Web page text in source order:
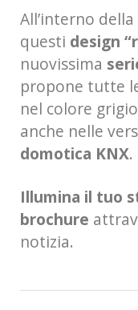
All’interno della
questi design
nuovissima
propone tutte
nel colore
anche nelle
domotica KNX.
Illumina il tuo
brochure
notizia.